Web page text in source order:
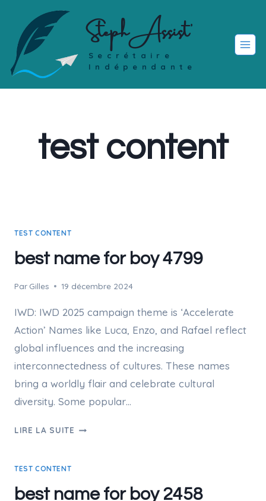
content
Steph Assist'
Secrétaire
Indépendante
test content
TEST CONTENT
best name for boy 4799
Par Gilles 19 décembre 2024
IWD: IWD 2025 campaign theme is ‘Accelerate
Action’ Names like Luca, Enzo, and Rafael reflect
global influences and the increasing
interconnectedness of cultures. These names
bring a worldly flair and celebrate cultural
diversity. Some popular…
LIRE LA SUITE BEST
TEST CONTENT
best name for boy 2458